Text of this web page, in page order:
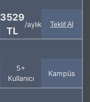
3529
TL
/aylık Teklif Al
5+
Kullanıcı
Kampüs